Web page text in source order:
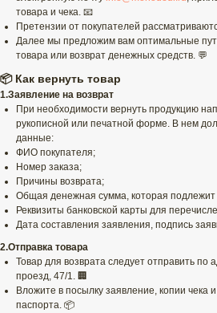
товара и чека. 📧
Претензии от покупателей
Далее мы предложим вам оптимальные
товара или возврат денежных средств. 💬
📦 Как вернуть товар
1.Заявление на возврат
При необходимости вернуть продукцию
рукописной или печатной форме. В нем
данные:
ФИО покупателя;
Номер заказа;
Причины возврата;
Общая денежная сумма, которая подлежит
Реквизиты банковской карты для
Дата составления заявления, подпись
2.Отправка товара
Товар для возврата следует отправить по
проезд, 47/1. 🏢
Вложите в посылку заявление, копии чека и
паспорта. 📦